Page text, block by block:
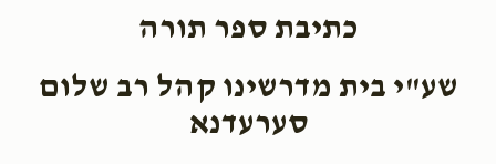
$1,800.00
$3,600.00כתיבת ספר תורה
שע"י בית מדרשינו קהל רב שלום
סערעדנא